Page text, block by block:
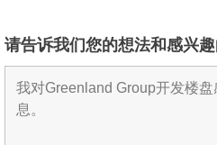
请告诉我们您的想法和感兴趣